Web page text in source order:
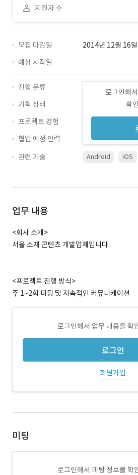
지원자 수
모집 마감일
2014년 12월 16일
예상 시작일
로그인해
확
진행 분류
기획 상태
프로젝트 경험
협업 예정 인력
관련 기술
Android iOS
업무 내용
<회사 소개>
서울 소재 콘텐츠 개발업체입니다.
<프로젝트 진행 방식>
주 1~2회 미팅 및 지속적인 커뮤니케이션
로그인해서 업무 내용을 확
로그인
회원가입
미팅
로그인해서 미팅 정보를 확